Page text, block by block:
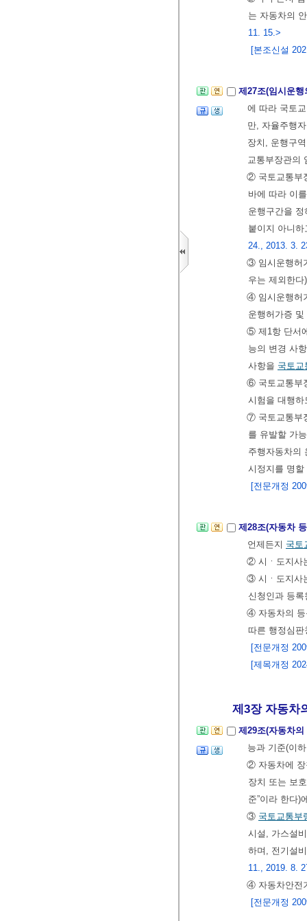
는 자동차의
11. 15.>
[본조신설
제27조(임시운
에 따라 국토
만, 자율주행
장치, 운행구
교통부장관의
② 국토교통부
바에 따라 이
운행구간을
붙이지 아니
24., 2013. 3.
③ 임시운행허
우는 제외한
④ 임시운행허
운행허가증
⑤ 제1항 단서
능의 변경 사
사항을 국토교
⑥ 국토교통부
시험을 대행
⑦ 국토교통부
를 유발할 가
주행자동차의
시정지를 명
[전문개정
제28조(자동차
언제든지 국토
② 시ㆍ도지사
③ 시ㆍ도지사
신청인과 등
④ 자동차의 등
따른 행정심
[전문개정
[제목개정
제3장 자동차의
제29조(자동차
능과 기준(이
② 자동차에 장
장치 또는 보
준”이라 한다)
③ 국토교통부
시설, 가스설
하며, 전기설
11., 2019. 8.
④ 자동차안전
[전문개정